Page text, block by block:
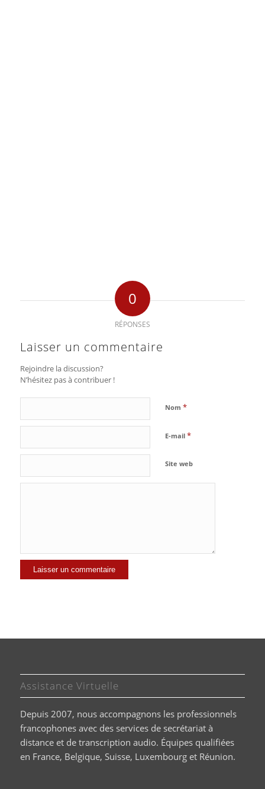
0
RÉPONSES
Laisser un commentaire
Rejoindre la discussion?
N’hésitez pas à contribuer !
Nom *
E-mail *
Site web
Assistance Virtuelle
Depuis 2007, nous accompagnons les professionnels
francophones avec des services de secrétariat à
distance et de transcription audio. Équipes qualifiées
en France, Belgique, Suisse, Luxembourg et Réunion.